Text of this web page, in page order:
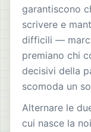
garantiscono
scrivere e
difficili —
premiano chi
decisivi della
scomoda un
Alternare le
cui nasce la